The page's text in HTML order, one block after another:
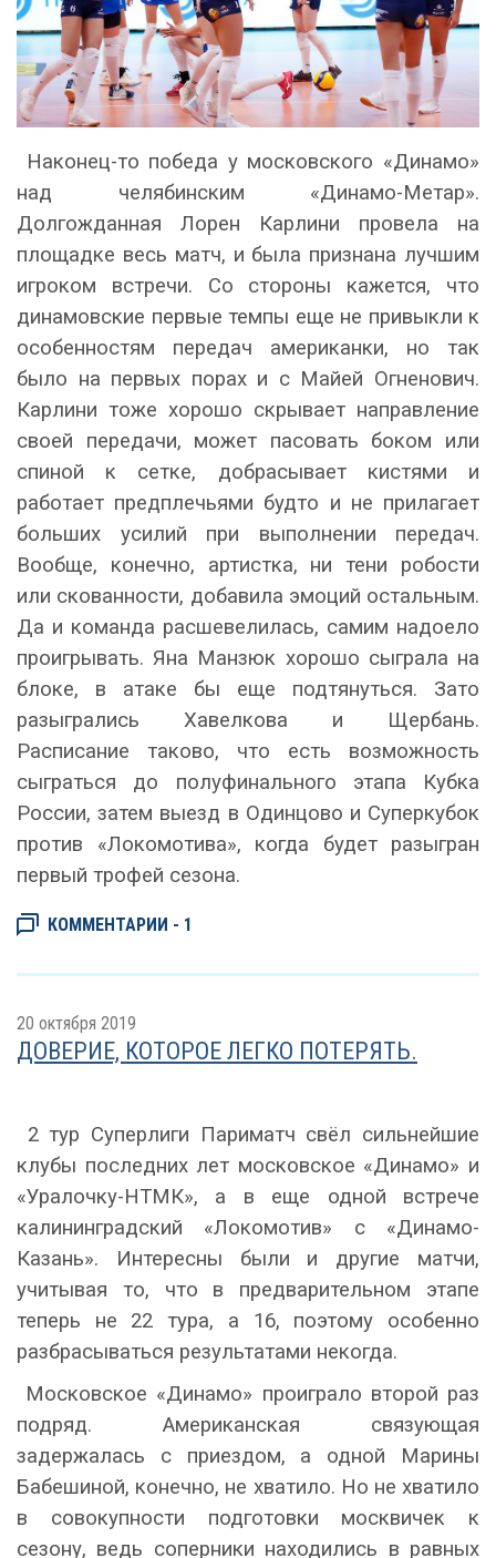
Наконец-то победа у московского «Динамо»
над челябинским «Динамо-Метар».
Долгожданная Лорен Карлини провела на
площадке весь матч, и была признана лучшим
игроком встречи. Со стороны кажется, что
динамовские первые темпы еще не привыкли к
особенностям передач американки, но так
было на первых порах и с Майей Огненович.
Карлини тоже хорошо скрывает направление
своей передачи, может пасовать боком или
спиной к сетке, добрасывает кистями и
работает предплечьями будто и не прилагает
больших усилий при выполнении передач.
Вообще, конечно, артистка, ни тени робости
или скованности, добавила эмоций остальным.
Да и команда расшевелилась, самим надоело
проигрывать. Яна Манзюк хорошо сыграла на
блоке, в атаке бы еще подтянуться. Зато
разыгрались Хавелкова и Щербань.
Расписание таково, что есть возможность
сыграться до полуфинального этапа Кубка
России, затем выезд в Одинцово и Суперкубок
против «Локомотива», когда будет разыгран
первый трофей сезона.
КОММЕНТАРИИ - 1
20 октября 2019
ДОВЕРИЕ, КОТОРОЕ ЛЕГКО ПОТЕРЯТЬ.
2 тур Суперлиги Париматч свёл сильнейшие
клубы последних лет московское «Динамо» и
«Уралочку-НТМК», а в еще одной встрече
калининградский «Локомотив» с «Динамо-
Казань». Интересны были и другие матчи,
учитывая то, что в предварительном этапе
теперь не 22 тура, а 16, поэтому особенно
разбрасываться результатами некогда.
Московское «Динамо» проиграло второй раз
подряд. Американская связующая
задержалась с приездом, а одной Марины
Бабешиной, конечно, не хватило. Но не хватило
в совокупности подготовки москвичек к
сезону, ведь соперники находились в равных